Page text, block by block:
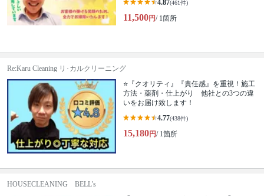
4.87(461件)
11,500円/ 1箇所
Re:Karu Cleaning リ･カルクリーニング
⭐『クオリティ』『責任感』を重視！施工
方法・薬剤・仕上がり 他社との3つの違
いをお届け致します！
4.77(438件)
15,180円/ 1箇所
HOUSECLEANING BELL's